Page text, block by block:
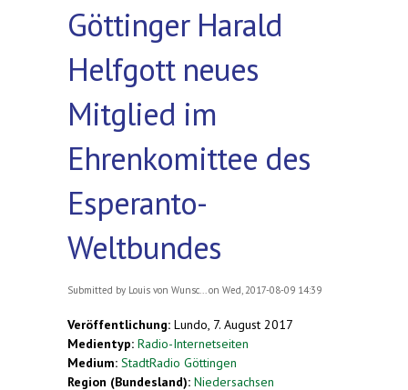
Göttinger Harald
Helfgott neues
Mitglied im
Ehrenkomittee des
Esperanto-
Weltbundes
Submitted by Louis von Wunsc... on Wed, 2017-08-09 14:39
Veröffentlichung: Lundo, 7. August 2017
Medientyp: Radio-Internetseiten
Medium: StadtRadio Göttingen
Region (Bundesland): Niedersachsen